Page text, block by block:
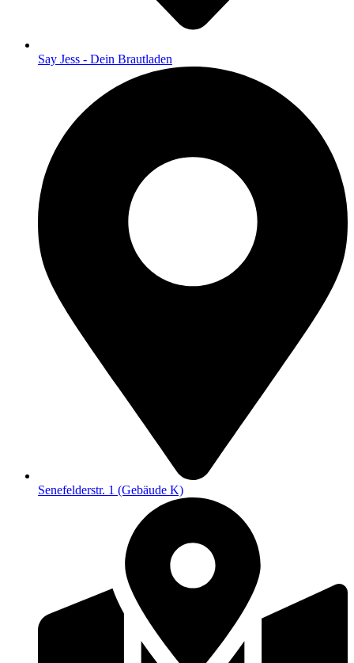
Say Jess - Dein Brautladen
Senefelderstr. 1 (Gebäude K)